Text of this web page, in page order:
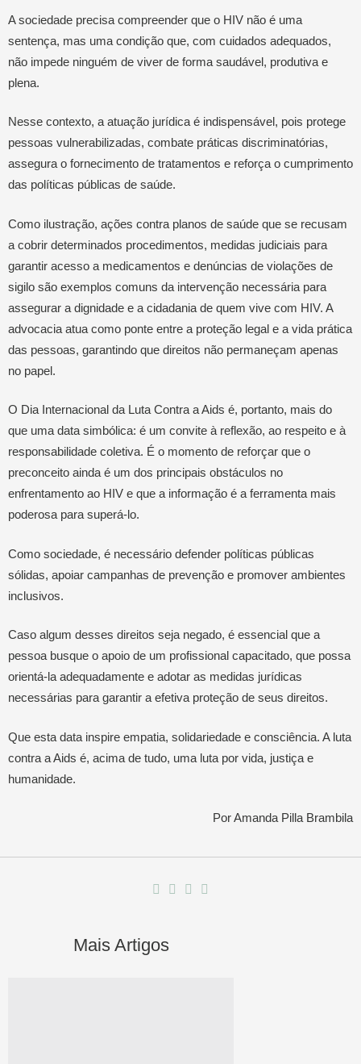
A sociedade precisa compreender que o HIV não é uma
sentença, mas uma condição que, com cuidados adequados,
não impede ninguém de viver de forma saudável, produtiva e
plena.
Nesse contexto, a atuação jurídica é indispensável, pois protege
pessoas vulnerabilizadas, combate práticas discriminatórias,
assegura o fornecimento de tratamentos e reforça o cumprimento
das políticas públicas de saúde.
Como ilustração, ações contra planos de saúde que se recusam
a cobrir determinados procedimentos, medidas judiciais para
garantir acesso a medicamentos e denúncias de violações de
sigilo são exemplos comuns da intervenção necessária para
assegurar a dignidade e a cidadania de quem vive com HIV. A
advocacia atua como ponte entre a proteção legal e a vida prática
das pessoas, garantindo que direitos não permaneçam apenas
no papel.
O Dia Internacional da Luta Contra a Aids é, portanto, mais do
que uma data simbólica: é um convite à reflexão, ao respeito e à
responsabilidade coletiva. É o momento de reforçar que o
preconceito ainda é um dos principais obstáculos no
enfrentamento ao HIV e que a informação é a ferramenta mais
poderosa para superá-lo.
Como sociedade, é necessário defender políticas públicas
sólidas, apoiar campanhas de prevenção e promover ambientes
inclusivos.
Caso algum desses direitos seja negado, é essencial que a
pessoa busque o apoio de um profissional capacitado, que possa
orientá-la adequadamente e adotar as medidas jurídicas
necessárias para garantir a efetiva proteção de seus direitos.
Que esta data inspire empatia, solidariedade e consciência. A luta
contra a Aids é, acima de tudo, uma luta por vida, justiça e
humanidade.
Por Amanda Pilla Brambila
Mais Artigos